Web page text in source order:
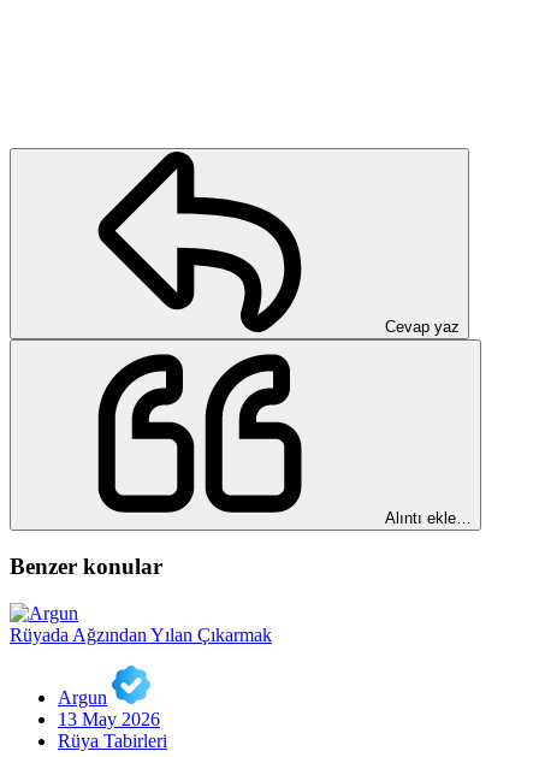
Cevap yaz
Alıntı ekle…
Benzer konular
Rüyada Ağzından Yılan Çıkarmak
Argun
13 May 2026
Rüya Tabirleri